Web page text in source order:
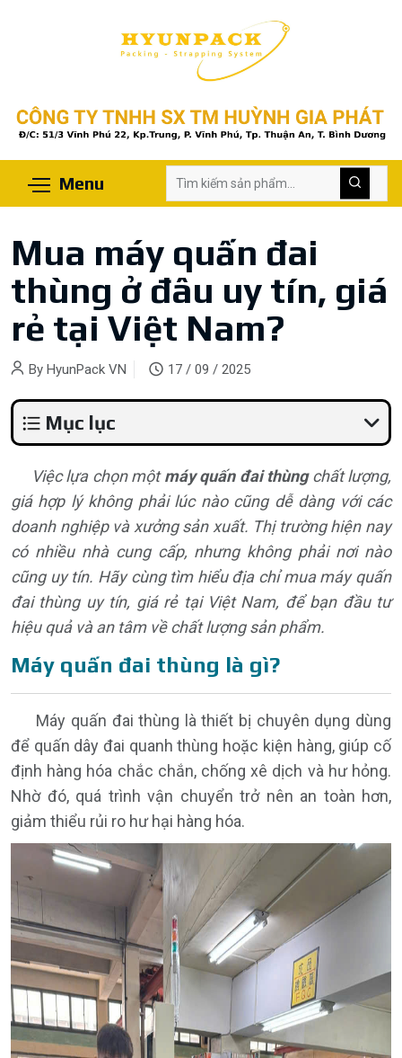
Menu
Mua máy quấn đai
thùng ở đâu uy tín, giá
rẻ tại Việt Nam?
By HyunPack VN 17 / 09 / 2025
Mục lục
Việc lựa chọn mộtmáy quấn đai thùngchất lượng,
giá hợp lý không phải lúc nào cũng dễ dàng với các
doanh nghiệp và xưởng sản xuất. Thị trường hiện nay
có nhiều nhà cung cấp, nhưng không phải nơi nào
cũng uy tín. Hãy cùng tìm hiểu địa chỉ mua máy quấn
đai thùng uy tín, giá rẻ tại Việt Nam, để bạn đầu tư
hiệu quả và an tâm về chất lượng sản phẩm.
Máy quấn đai thùng là gì?
Máy quấn đai thùng là thiết bị chuyên dụng dùng
để quấn dây đai quanh thùng hoặc kiện hàng, giúp cố
định hàng hóa chắc chắn, chống xê dịch và hư hỏng.
Nhờ đó, quá trình vận chuyển trở nên an toàn hơn,
giảm thiểu rủi ro hư hại hàng hóa.